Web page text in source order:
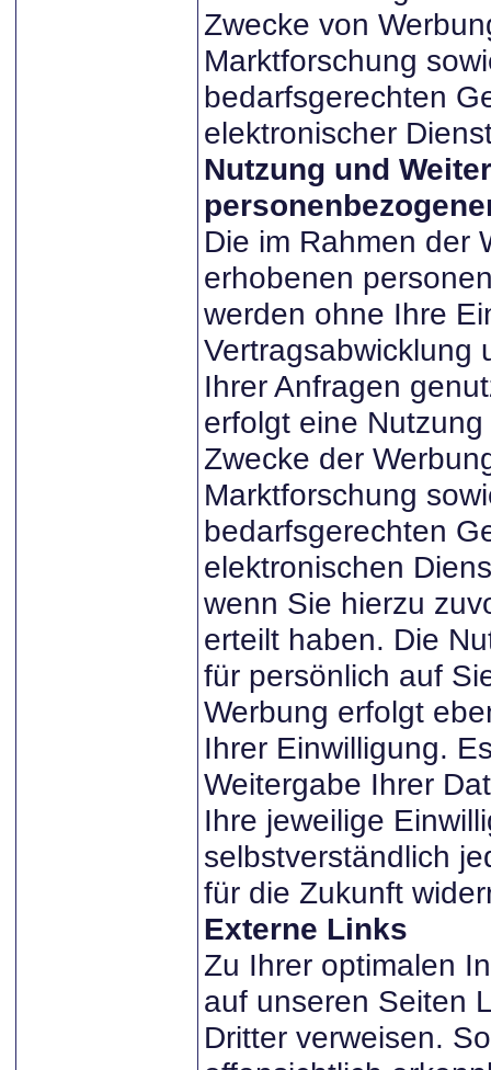
Zwecke von
Marktforschung
bedarfsgerechten
elektronischer
Nutzung und
Die im Rahmen der
erhobenen
werden ohne Ihre
Vertragsabwicklung
Ihrer Anfragen
erfolgt eine
Zwecke der
Marktforschung
bedarfsgerechten
elektronischen
wenn Sie hierzu
erteilt haben. Die
für persönlich auf
Werbung erfolgt
Ihrer Einwilligung.
Weitergabe Ihrer
Ihre jeweilige
selbstverständlich
für die Zukunft
Externe Links
Zu Ihrer optimalen
auf unseren Seiten
Dritter verweisen.